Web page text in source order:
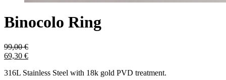
Binocolo Ring
99,00€
69,30 €
316L Stainless Steel with 18k gold PVD treatment.